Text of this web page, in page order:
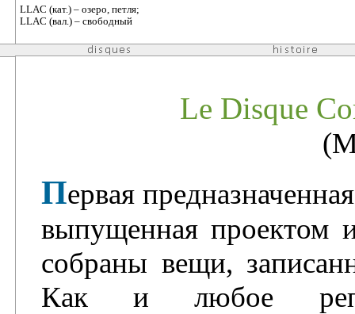
LLAC (кат.) – озеро, петля;
LLAC (вал.) – свободный
Le Disque
Первая
выпущенная проектом
собраны вещи,
Как и любое